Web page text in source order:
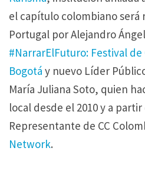
el capítulo colombiano será
Portugal por Alejandro
#NarrarElFuturo: Festival de
Bogotá y nuevo Líder
María Juliana Soto, quien
local desde el 2010 y a
Representante de CC
Network.